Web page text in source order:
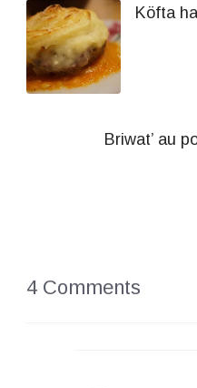
NavigationKöfta
Briwat’ au
4 Comments